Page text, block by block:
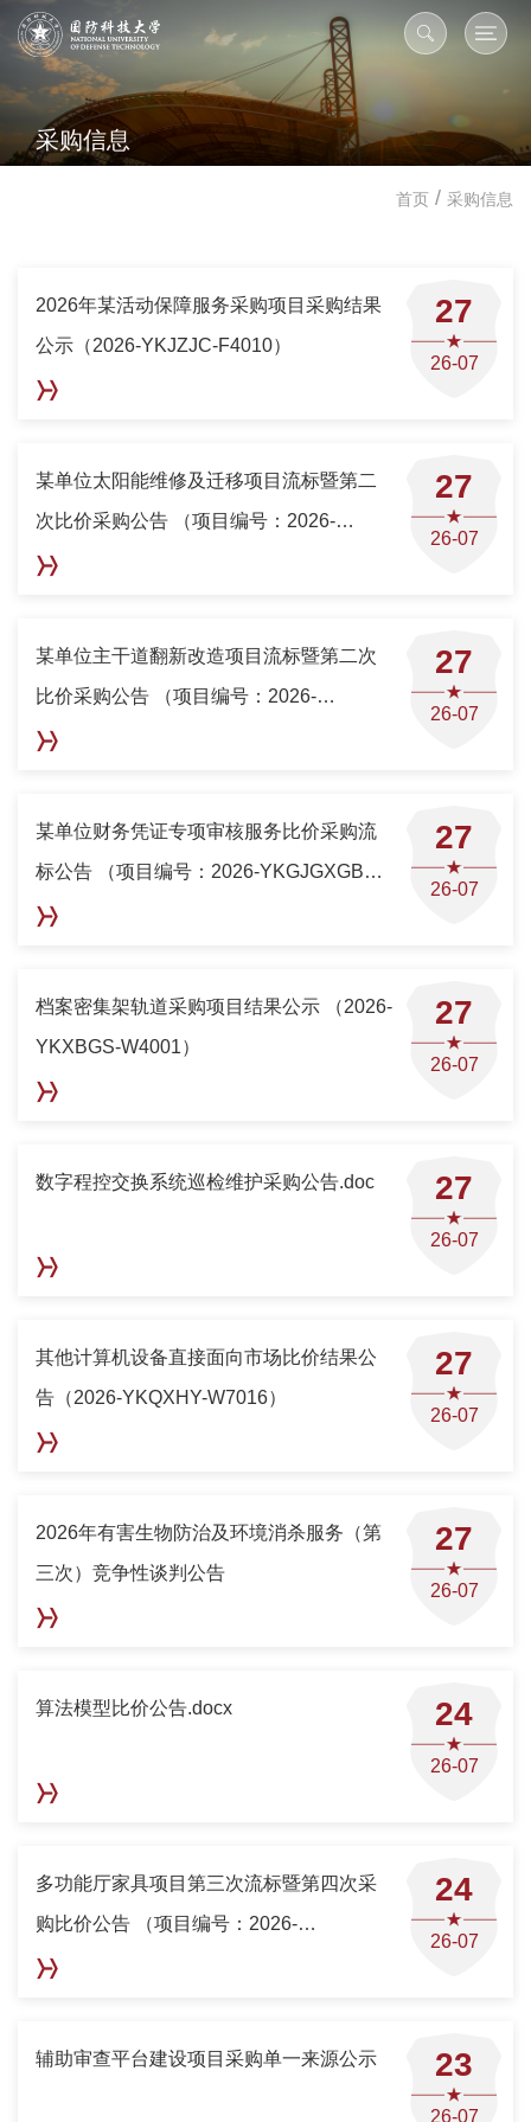
采购信息
首页 / 采购信息
27
26-07
2026年某活动保障服务采购项目采购结果
公示（2026-YKJZJC-F4010）
27
26-07
某单位太阳能维修及迁移项目流标暨第二
次比价采购公告 （项目编号：2026-
YKGJGXXLDD-G9002）
27
26-07
某单位主干道翻新改造项目流标暨第二次
比价采购公告 （项目编号：2026-
YKGJGXXLDD-G9003）
27
26-07
某单位财务凭证专项审核服务比价采购流
标公告 （项目编号：2026-YKGJGXGBC-
F9002）
27
26-07
档案密集架轨道采购项目结果公示 （2026-
YKXBGS-W4001）
27
26-07
数字程控交换系统巡检维护采购公告.doc
27
26-07
其他计算机设备直接面向市场比价结果公
告（2026-YKQXHY-W7016）
27
26-07
2026年有害生物防治及环境消杀服务（第
三次）竞争性谈判公告
24
26-07
算法模型比价公告.docx
24
26-07
多功能厅家具项目第三次流标暨第四次采
购比价公告 （项目编号：2026-
YKGJGXXLJD-W9007）
23
26-07
辅助审查平台建设项目采购单一来源公示